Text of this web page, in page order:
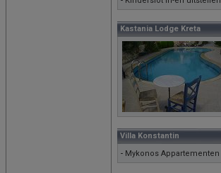
Kastania Lodge Kreta
Villa Konstantin
- Mykonos Appartementen